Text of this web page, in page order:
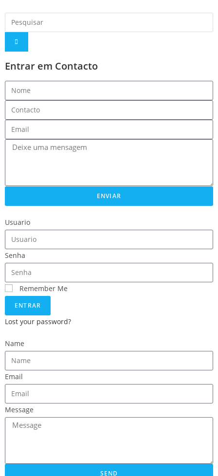
Entrar em Contacto
ENVIAR
Usuario
Senha
Remember Me
ENTRAR
Lost your password?
Name
Email
Message
SEND